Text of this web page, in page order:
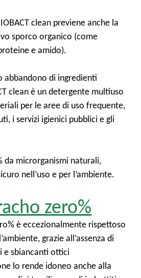
clean previene anche la
sporco organico (come
e amido).
abbandono di ingredienti
clean è un detergente multiuso
per le aree di uso frequente,
i servizi igienici pubblici e gli
da microrganismi naturali,
nell’uso e per l’ambiente.
zero%
è eccezionalmente rispettoso
grazie all’assenza di
e sbiancanti ottici
lo rende idoneo anche alla